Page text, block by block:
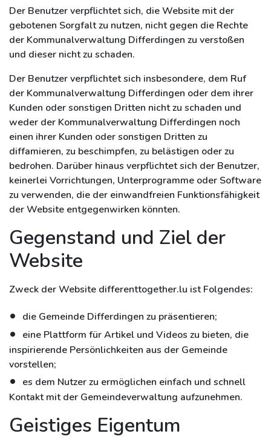
Der Benutzer verpflichtet sich, die Website mit der
gebotenen Sorgfalt zu nutzen, nicht gegen die Rechte
der Kommunalverwaltung Differdingen zu verstoßen
und dieser nicht zu schaden.
Der Benutzer verpflichtet sich insbesondere, dem Ruf
der Kommunalverwaltung Differdingen oder dem ihrer
Kunden oder sonstigen Dritten nicht zu schaden und
weder der Kommunalverwaltung Differdingen noch
einen ihrer Kunden oder sonstigen Dritten zu
diffamieren, zu beschimpfen, zu belästigen oder zu
bedrohen. Darüber hinaus verpflichtet sich der Benutzer,
keinerlei Vorrichtungen, Unterprogramme oder Software
zu verwenden, die der einwandfreien Funktionsfähigkeit
der Website entgegenwirken könnten.
Gegenstand und Ziel der
Website
Zweck der Website differenttogether.lu ist Folgendes:
die Gemeinde Differdingen zu präsentieren;
eine Plattform für Artikel und Videos zu bieten, die
inspirierende Persönlichkeiten aus der Gemeinde
vorstellen;
es dem Nutzer zu ermöglichen einfach und schnell
Kontakt mit der Gemeindeverwaltung aufzunehmen.
Geistiges Eigentum